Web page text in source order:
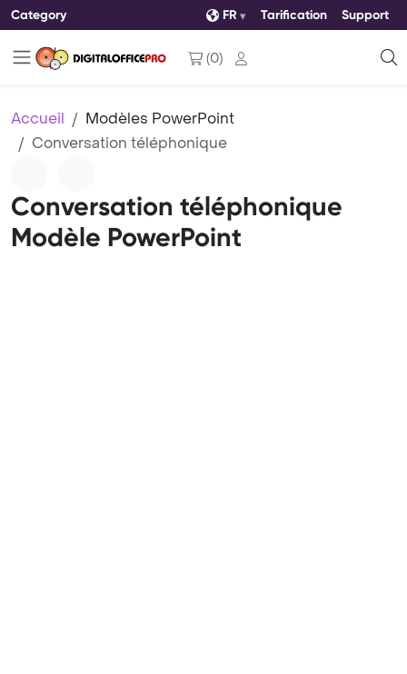
Category FR Tarification Support
(0)
Accueil
Modèles PowerPoint
Conversation téléphonique
Conversation téléphonique
Modèle PowerPoint